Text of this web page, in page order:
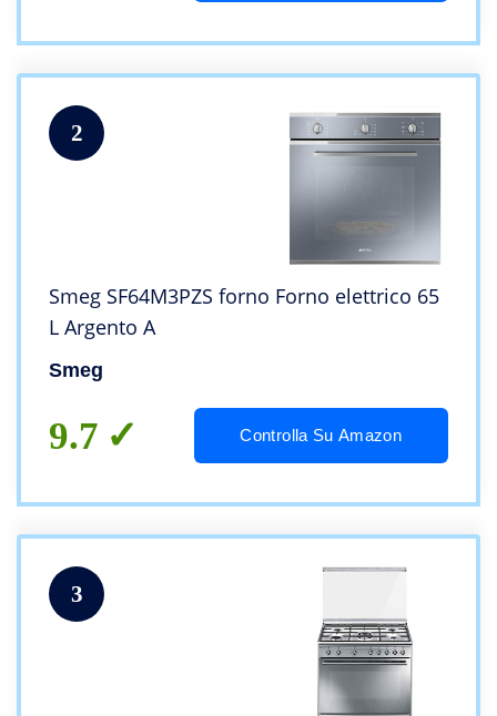
2
Smeg SF64M3PZS forno Forno elettrico 65
L Argento A
Smeg
9.7 Controlla Su Amazon
3